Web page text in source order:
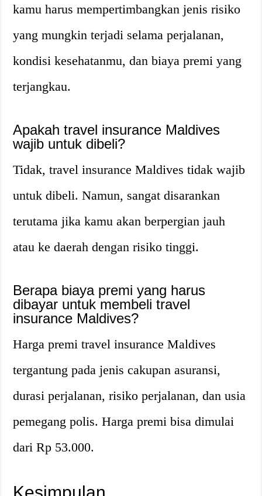
kamu harus mempertimbangkan jenis risiko
yang mungkin terjadi selama perjalanan,
kondisi kesehatanmu, dan biaya premi yang
terjangkau.
Apakah travel insurance Maldives
wajib untuk dibeli?
Tidak, travel insurance Maldives tidak wajib
untuk dibeli. Namun, sangat disarankan
terutama jika kamu akan berpergian jauh
atau ke daerah dengan risiko tinggi.
Berapa biaya premi yang harus
dibayar untuk membeli travel
insurance Maldives?
Harga premi travel insurance Maldives
tergantung pada jenis cakupan asuransi,
durasi perjalanan, risiko perjalanan, dan usia
pemegang polis. Harga premi bisa dimulai
dari Rp 53.000.